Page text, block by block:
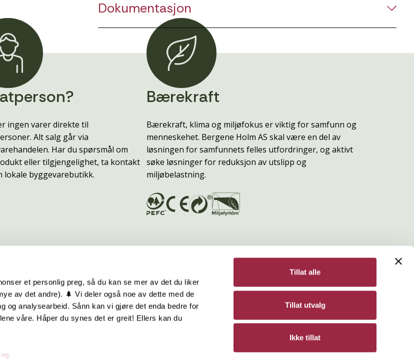
et personlig preg, så du kan se mer av det du liker
av det andre). 🌲 Vi deler også noe av dette med de
og analysearbeid. Sånn kan vi gjøre det enda bedre for
våre. Håper du synes det er greit! Ellers kan du
Tillat alle
Tillat utvalg
Ikke tillat
Dokumentasjon
ingen varer direkte til
Alt salg går via
Har du spørsmål om
eller tilgjengelighet, ta kontakt
lokale byggevarebutikk.
Bærekraft
Bærekraft, klima og miljøfokus er viktig for samfunn og
menneskehet. Bergene Holm AS skal være en del av
løsningen for samfunnets felles utfordringer, og aktivt
søke løsninger for reduksjon av utslipp og
miljøbelastning.
Hurtiglenker Bergene Holm